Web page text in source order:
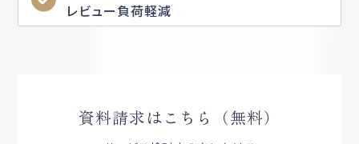
レビュー負荷軽減
資料請求はこちら（無料）